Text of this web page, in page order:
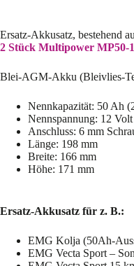
Ersatz-Akkusatz, bestehend
2 Stück Multipower MP50-
Blei-AGM-Akku (Bleivlies-
Nennkapazität: 50 Ah
Nennspannung: 12 Volt
Anschluss: 6 mm
Länge: 198 mm
Breite: 166 mm
Höhe: 171 mm
Ersatz-Akkusatz für z. B.:
EMG Kolja (50Ah-
EMG Vecta Sport –